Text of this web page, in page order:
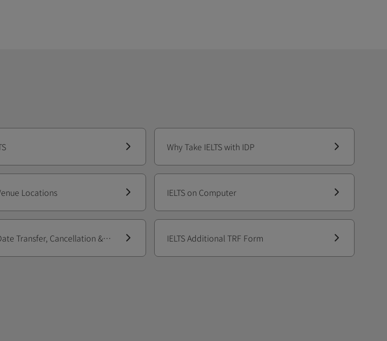
Why Take IELTS with IDP
Locations IELTS on Computer
Transfer, Cancellation &
IELTS Additional TRF Form